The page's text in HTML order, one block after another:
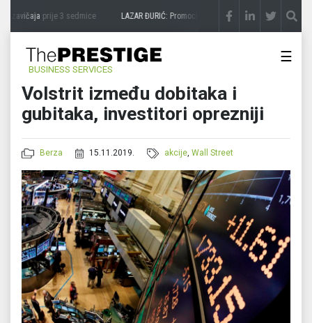
zavičajaprije 3 sedmice LAZAR ĐURIĆ: Promocija potencijal pretvara u destinaciju
BUSINESS SERVICES
☰
Volstrit između dobitaka i
gubitaka, investitori oprezniji
Berza 15.11.2019. akcije,Wall Street